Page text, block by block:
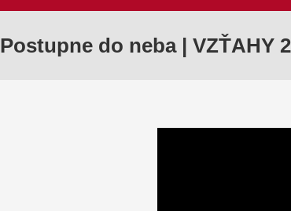
Postupne do neba | VZŤAHY 2